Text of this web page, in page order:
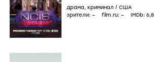
драма, криминал / США
зрители: – film.ru: – IMDb: 6,8